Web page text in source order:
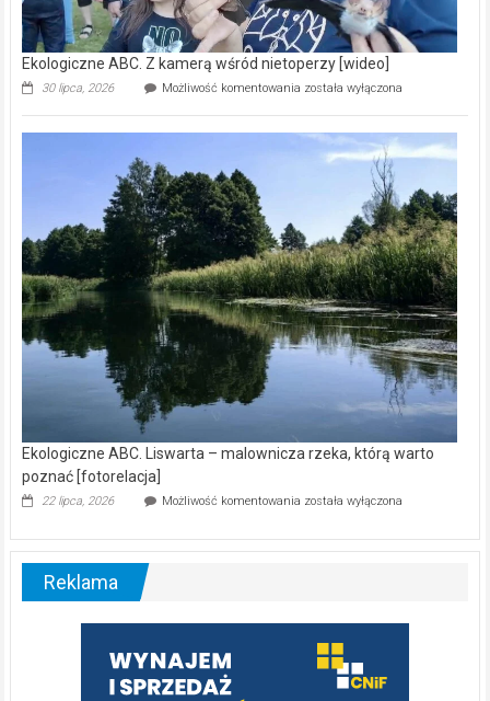
Ekologiczne ABC. Z kamerą wśród nietoperzy [wideo]
30 lipca, 2026 Możliwość komentowania Ekologiczne
kamerą
wśród
została wyłączona
Ekologiczne ABC. Liswarta – malownicza rzeka, którą warto
poznać [fotorelacja]
22 lipca, 2026 Możliwość komentowania Ekologiczne
–
warto
poznać
[fotorelacja]
została wyłączona
Reklama